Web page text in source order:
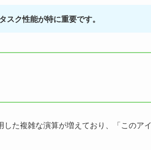
ク性能が特に重要です。
た複雑な演算が増えており、「このアイ